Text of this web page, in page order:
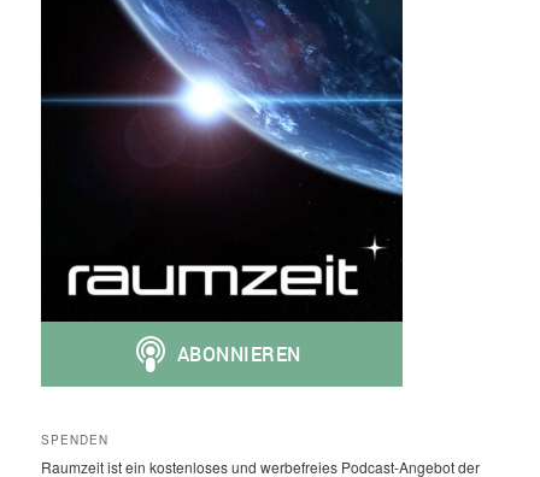
SPENDEN
Raumzeit ist ein kostenloses und werbefreies Podcast-Angebot der